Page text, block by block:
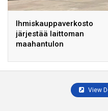
Ihmiskauppaverkosto
järjestää laittoman
maahantulon
Suomeen.
View